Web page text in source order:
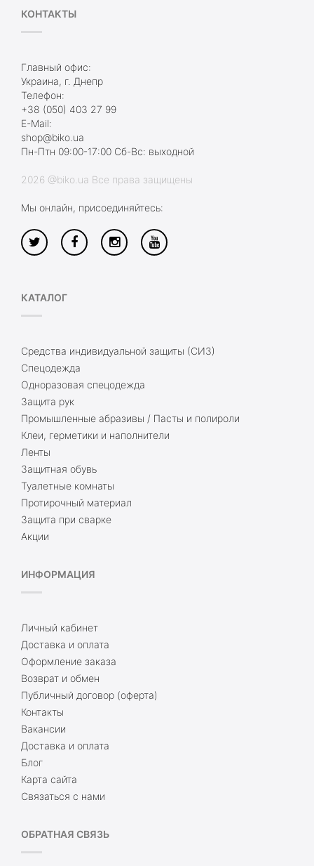
КОНТАКТЫ
Главный офис:
Украина, г. Днепр
Телефон:
+38 (050) 403 27 99
E-Mail:
shop@biko.ua
Пн-Птн 09:00-17:00 Сб-Вс: выходной
2026 @biko.ua Все права защищены
Мы онлайн, присоединяйтесь:
КАТАЛОГ
Средства индивидуальной защиты (СИЗ)
Спецодежда
Одноразовая спецодежда
Защита рук
Промышленные абразивы / Пасты и полироли
Клеи, герметики и наполнители
Ленты
Защитная обувь
Туалетные комнаты
Протирочный материал
Защита при сварке
Акции
ИНФОРМАЦИЯ
Личный кабинет
Доставка и оплата
Оформление заказа
Возврат и обмен
Публичный договор (оферта)
Контакты
Вакансии
Доставка и оплата
Блог
Карта сайта
Связаться с нами
ОБРАТНАЯ СВЯЗЬ